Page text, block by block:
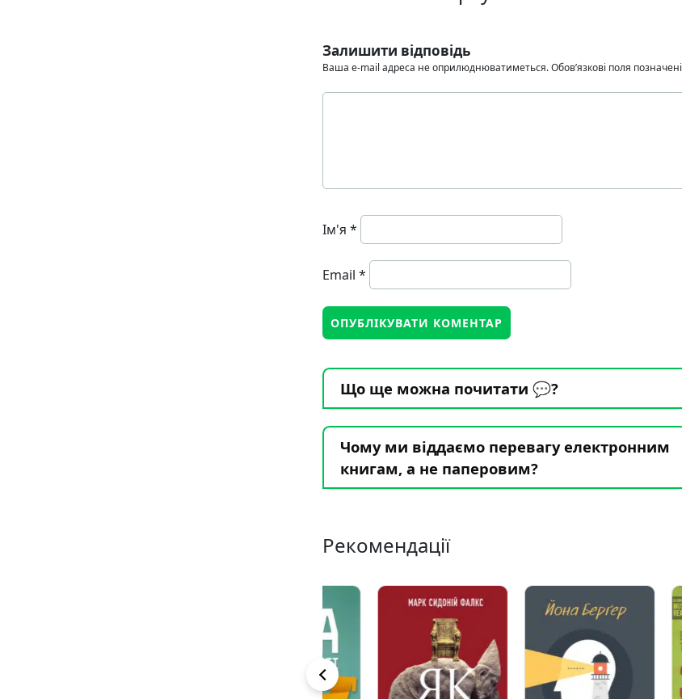
Залишити відповідь
Ваша e-mail адреса не оприлюднюватиметься.Обов’язкові поля позначені
Ім'я *
Email *
Що ще можна почитати 💬?
Чому ми віддаємо перевагу електронним
книгам, а не паперовим?
Рекомендації